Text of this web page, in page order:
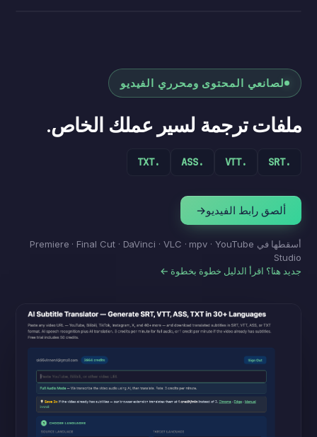
لصانعي المحتوى ومحرري الفيديو
ملفات ترجمة لسير عملك الخاص.
.SRT
.VTT
.ASS
.TXT
ألصق رابط الفيديو→
أسقطها في Premiere · Final Cut · DaVinci · VLC · mpv · YouTube
Studio
جديد هنا؟ اقرأ الدليل خطوة بخطوة ←